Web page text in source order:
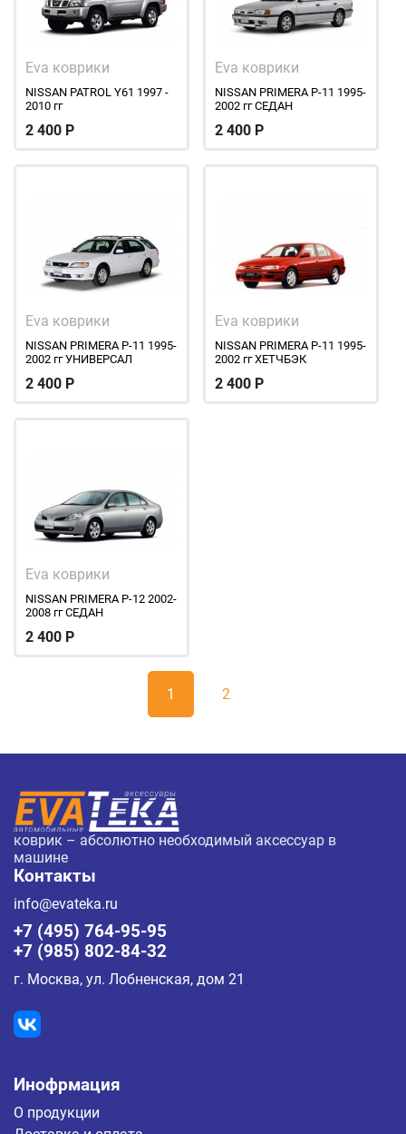
Eva коврики
NISSAN PATROL Y61 1997 -
2010 гг
2 400 Р
Eva коврики
NISSAN PRIMERA P-11 1995-
2002 гг СЕДАН
2 400 Р
Eva коврики
NISSAN PRIMERA P-11 1995-
2002 гг УНИВЕРСАЛ
2 400 Р
Eva коврики
NISSAN PRIMERA P-11 1995-
2002 гг ХЕТЧБЭК
2 400 Р
Eva коврики
NISSAN PRIMERA P-12 2002-
2008 гг СЕДАН
2 400 Р
1 2
коврик – абсолютно необходимый аксессуар в
машине
Контакты
info@evateka.ru
+7 (495) 764-95-95
+7 (985) 802-84-32
г. Москва, ул. Лобненская, дом 21
Инофрмация
О продукции